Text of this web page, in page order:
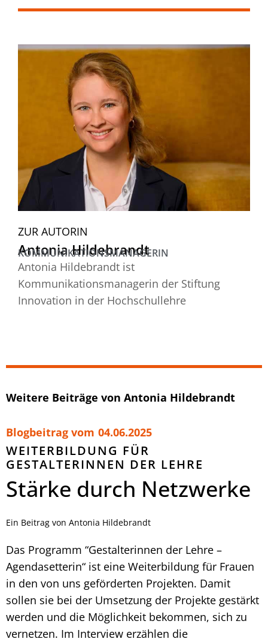
ZUR AUTORIN
Antonia Hildebrandt
KOMMUNIKATIONSMANAGERIN
Antonia Hildebrandt ist
Kommunikationsmanagerin der Stiftung
Innovation in der Hochschullehre
Weitere Beiträge von Antonia Hildebrandt
Blogbeitrag vom 04.06.2025
WEITERBILDUNG FÜR
GESTALTERINNEN DER LEHRE
Stärke durch Netzwerke
Ein Beitrag von Antonia Hildebrandt
Das Programm “Gestalterinnen der Lehre –
Agendasetterin“ ist eine Weiterbildung für Frauen
in den von uns geförderten Projekten. Damit
sollen sie bei der Umsetzung der Projekte gestärkt
werden und die Möglichkeit bekommen, sich zu
vernetzen. Im Interview erzählen die